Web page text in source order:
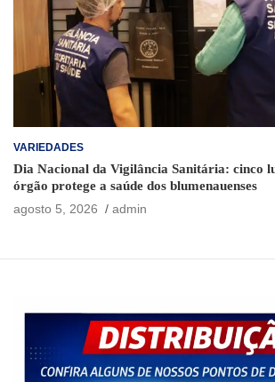
VARIEDADES
Dia Nacional da Vigilância Sanitária: cinco
órgão protege a saúde dos blumenauenses
agosto 5, 2026
admin